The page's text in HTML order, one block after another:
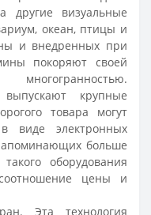
другие визуальные
океан, птицы и
и внедренных при
покоряют своей
крупные
товара могут
виде электронных
больше
оборудования
цены и
Эта технология